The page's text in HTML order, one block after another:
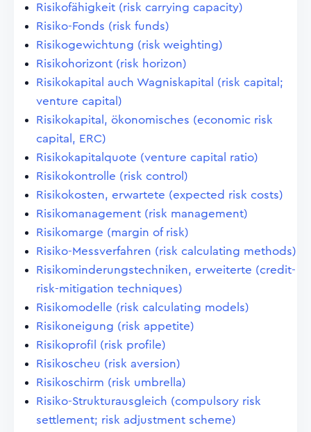
Risikofähigkeit (risk carrying capacity)
Risiko-Fonds (risk funds)
Risikogewichtung (risk weighting)
Risikohorizont (risk horizon)
Risikokapital auch Wagniskapital (risk capital;
venture capital)
Risikokapital, ökonomisches (economic risk
capital, ERC)
Risikokapitalquote (venture capital ratio)
Risikokontrolle (risk control)
Risikokosten, erwartete (expected risk costs)
Risikomanagement (risk management)
Risikomarge (margin of risk)
Risiko-Messverfahren (risk calculating methods)
Risikominderungstechniken, erweiterte (credit-
risk-mitigation techniques)
Risikomodelle (risk calculating models)
Risikoneigung (risk appetite)
Risikoprofil (risk profile)
Risikoscheu (risk aversion)
Risikoschirm (risk umbrella)
Risiko-Strukturausgleich (compulsory risk
settlement; risk adjustment scheme)